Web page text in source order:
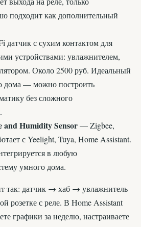
подходит как дополнительный
с сухим контактом для
устройствами: увлажнителем,
Около 2500 руб. Идеальный
дома — можно построить
без сложного
and Humidity Sensor— Zigbee,
с Yeelight, Tuya, Home Assistant.
в любую
умного дома.
так: датчик → хаб → увлажнитель
розетке с реле. В Home Assistant
графики за неделю, настраиваете